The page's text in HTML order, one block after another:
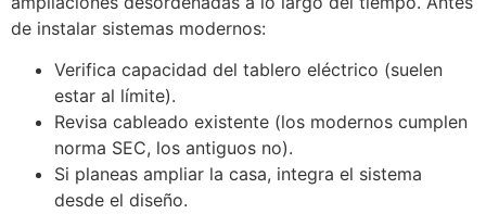
de instalar sistemas modernos:
Verifica capacidad del tablero eléctrico (suelen
estar al límite).
Revisa cableado existente (los modernos cumplen
norma SEC, los antiguos no).
Si planeas ampliar la casa, integra el sistema
desde el diseño.